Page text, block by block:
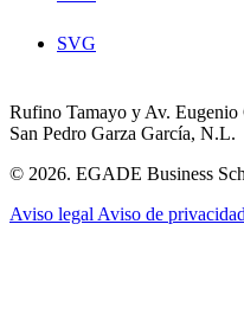
SVG
Rufino Tamayo y Av. Eugenio
San Pedro Garza García, N.L.
© 2026. EGADE Business
Aviso legal Aviso de privacidad